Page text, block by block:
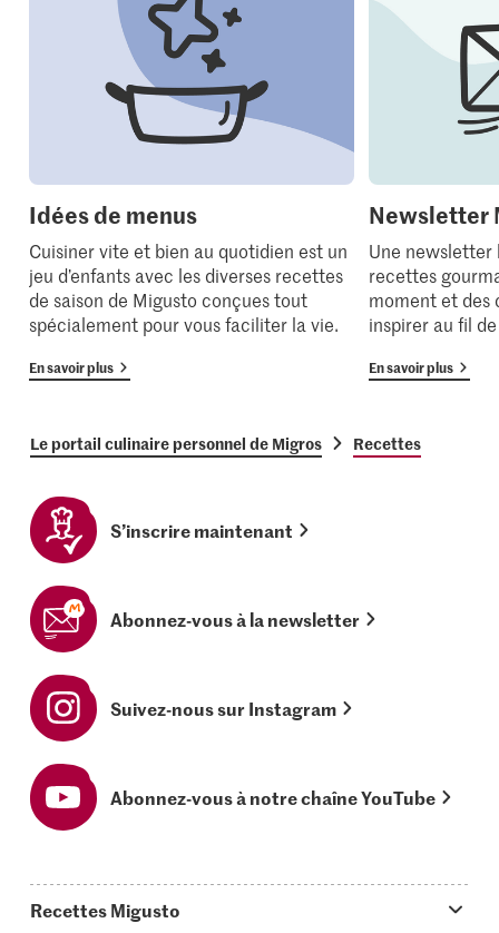
Idées de menus
Cuisiner vite et bien au quotidien est un
jeu d’enfants avec les diverses recettes
de saison de Migusto conçues tout
spécialement pour vous faciliter la vie.
En savoir plus
Newsletter
Une newsletter
recettes
moment et des
inspirer au fil
En savoir plus
Le portail culinaire personnel de Migros Recettes
S’inscrire maintenant
Abonnez-vous à la newsletter
Suivez-nous sur Instagram
Abonnez-vous à notre chaîne YouTube
Recettes Migusto